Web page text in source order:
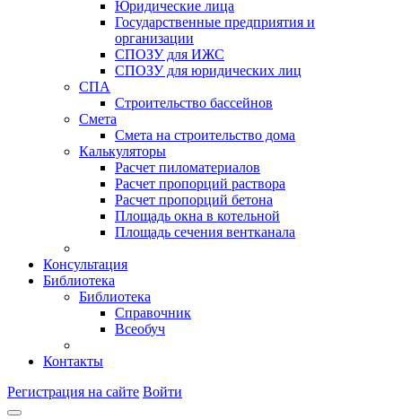
Юридические лица
Государственные предприятия и
организации
СПОЗУ для ИЖС
СПОЗУ для юридических лиц
СПА
Строительство бассейнов
Смета
Смета на строительство дома
Калькуляторы
Расчет пиломатериалов
Расчет пропорций раствора
Расчет пропорций бетона
Площадь окна в котельной
Площадь сечения вентканала
Консультация
Библиотека
Библиотека
Справочник
Всеобуч
Контакты
Регистрация на сайте Войти